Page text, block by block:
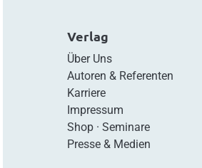
Verlag
Über Uns
Autoren & Referenten
Karriere
Impressum
Shop· Seminare
Presse & Medien